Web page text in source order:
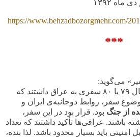
ماه ۱۳۹۲
https://www.behzadbozorgmehr.com/
***
می‌گوید:
۷۹ یا ۸۰ سفری به عراق داشتند که
سفر، روابط دوجانبه‌ی ایران و
از جنگ بود. قرار بود در این سفر،
باشند. عراقی‌ها تأکید داشتند که تعداد
امنیتی باید بسیار محدود باشد. لذا بنده،